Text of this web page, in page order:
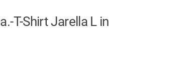
T-Shirt Jarella L in